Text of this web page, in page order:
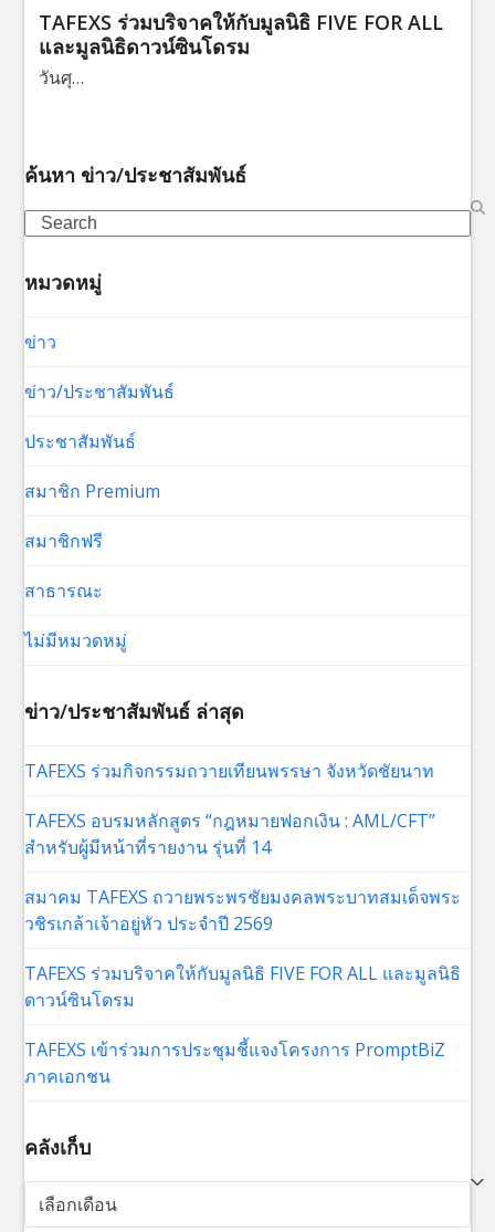
TAFEXS ร่วมบริจาคให้กับมูลนิธิ FIVE FOR ALL
และมูลนิธิดาวน์ซินโดรม
วันศุ…
ค้นหา ข่าว/ประชาสัมพันธ์
Search
หมวดหมู่
ข่าว
ข่าว/ประชาสัมพันธ์
ประชาสัมพันธ์
สมาชิก Premium
สมาชิกฟรี
สาธารณะ
ไม่มีหมวดหมู่
ข่าว/ประชาสัมพันธ์ ล่าสุด
TAFEXS ร่วมกิจกรรมถวายเทียนพรรษา จังหวัดชัยนาท
TAFEXS อบรมหลักสูตร “กฎหมายฟอกเงิน : AML/CFT”
สำหรับผู้มีหน้าที่รายงาน รุ่นที่ 14
สมาคม TAFEXS ถวายพระพรชัยมงคลพระบาทสมเด็จพระ
วชิรเกล้าเจ้าอยู่หัว ประจำปี 2569
TAFEXS ร่วมบริจาคให้กับมูลนิธิ FIVE FOR ALL และมูลนิธิ
ดาวน์ซินโดรม
TAFEXS เข้าร่วมการประชุมชี้แจงโครงการ PromptBiZ
ภาคเอกชน
คลังเก็บ
คลัง
เก็บ